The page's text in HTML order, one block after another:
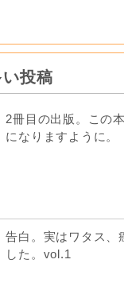
投稿
2冊目の出版。この
になりますように。
告白。実はワタス、
した。vol.1